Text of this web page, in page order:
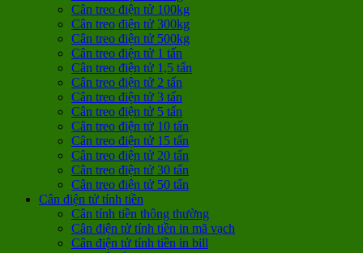
Cân treo điện tử 100kg
Cân treo điện tử 300kg
Cân treo điện tử 500kg
Cân treo điện tử 1 tấn
Cân treo điện tử 1,5 tấn
Cân treo điện tử 2 tấn
Cân treo điện tử 3 tấn
Cân treo điện tử 5 tấn
Cân treo điện tử 10 tấn
Cân treo điện tử 15 tấn
Cân treo điện tử 20 tấn
Cân treo điện tử 30 tấn
Cân treo điện tử 50 tấn
Cân điện tử tính tiền
Cân tính tiền thông thường
Cân điện tử tính tiền in mã vạch
Cân điện tử tính tiền in bill